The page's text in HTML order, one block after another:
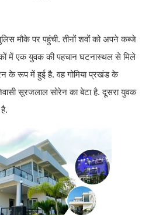
मौके पर पहुंची. तीनों शवों को अपने कब्जे
में एक युवक की पहचान घटनास्थल से मिले
के रूप में हुई है. वह गोमिया प्रखंड के
सूरजलाल सोरेन का बेटा है. दूसरा युवक